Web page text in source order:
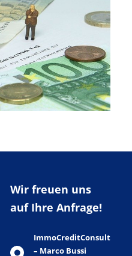
Wir freuen uns
auf Ihre Anfrage!
ImmoCreditConsult
– Marco Bussi